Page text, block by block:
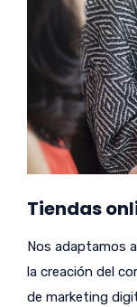
Tiendas
Nos adaptamos
la creación del
de marketing